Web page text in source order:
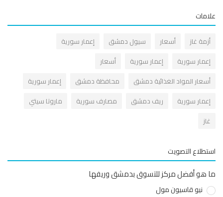
غاز أسعار سيول دمشق
إعمار سورية
سورية
إعمار سورية
أسعار
المواد الغذائية دمشق
محافظة دمشق
إعمار سورية
سورية
ريف دمشق مصارف سورية
ماروتا سيتي
التصويت
أفضل مركز للتسوق بدمشق وريفها
نيو قاسيون مول